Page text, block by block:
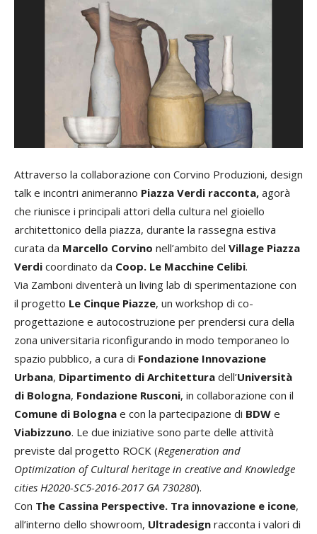
Attraverso la collaborazione con Corvino Produzioni, design
talk e incontri animeranno Piazza Verdi racconta, agorà
che riunisce i principali attori della cultura nel gioiello
architettonico della piazza, durante la rassegna estiva
curata da Marcello Corvino nell’ambito del Village Piazza
Verdi coordinato da Coop. Le Macchine Celibi.
Via Zamboni diventerà un living lab di sperimentazione con
il progetto Le Cinque Piazze, un workshop di co-
progettazione e autocostruzione per prendersi cura della
zona universitaria riconfigurando in modo temporaneo lo
spazio pubblico, a cura di Fondazione Innovazione
Urbana, Dipartimento di Architettura dell’Università
di Bologna, Fondazione Rusconi, in collaborazione con il
Comune di Bologna e con la partecipazione di BDW e
Viabizzuno. Le due iniziative sono parte delle attività
previste dal progetto ROCK (Regeneration and
Optimization of Cultural heritage in creative and Knowledge
cities H2020-SC5-2016-2017 GA 730280).
Con The Cassina Perspective. Tra innovazione e icone,
all’interno dello showroom, Ultradesign racconta i valori di